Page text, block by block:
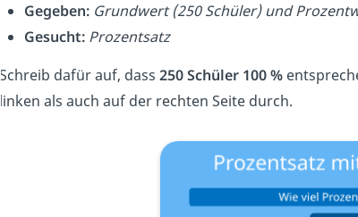
Gegeben: Grundwert (250 Schüler) und
Gesucht: Prozentsatz
Schreib dafür auf, dass 250 Schüler 100 %
linken als auch auf der rechten Seite durch.